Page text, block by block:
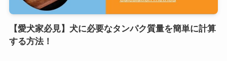
【愛犬家必見】犬に必要なタンパク質量を簡単に計算
する方法！